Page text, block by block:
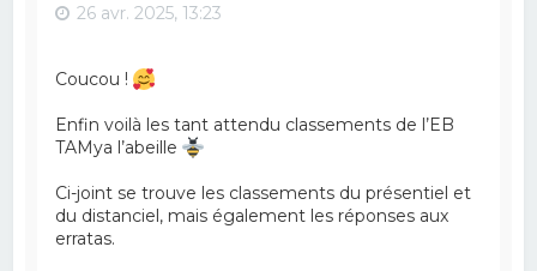
26 avr. 2025, 13:23
Coucou !
Enfin voilà les tant attendu classements de l’EB
TAMya l’abeille
Ci-joint se trouve les classements du présentiel et
du distanciel, mais également les réponses aux
erratas.